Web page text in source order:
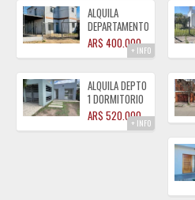
ALQUILA
DEPARTAMENTOS
PLANTA BAJA1
DOR. CON
PINARES
AR$ 400.000+ INFO
ALQUILA DEPTO
1 DORMITORIO
Bª TIERRAS
DEL FUNDADOR
AR$ 520.000+ INFO